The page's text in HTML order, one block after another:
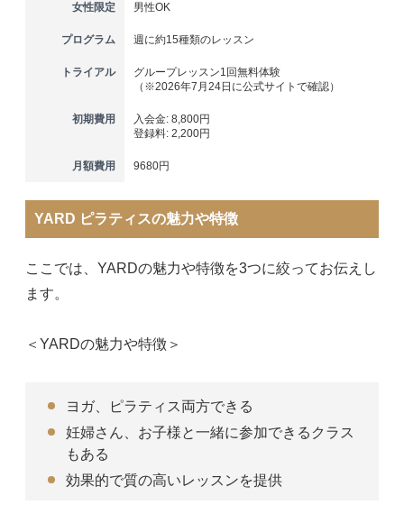
女性限定 男性OK
プログラム 週に約15種類のレッスン
トライアル
グループレッスン1回無料体験
（※2026年7月24日に公式サイトで確認）
初期費用
入会金: 8,800円
登録料: 2,200円
月額費用 9680円
YARD ピラティスの魅力や特徴
ここでは、YARDの魅力や特徴を3つに絞ってお伝えし
ます。
＜YARDの魅力や特徴＞
ヨガ、ピラティス両方できる
妊婦さん、お子様と一緒に参加できるクラス
もある
効果的で質の高いレッスンを提供